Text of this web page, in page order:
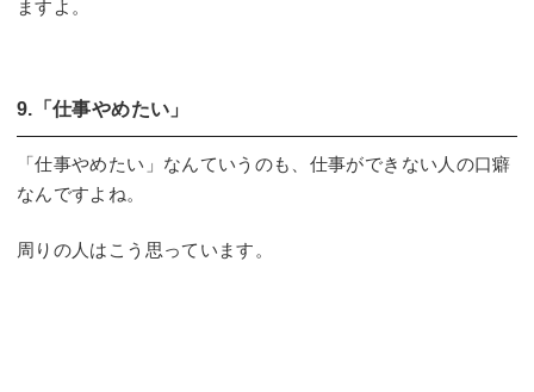
ますよ。
9.「仕事やめたい」
「仕事やめたい」なんていうのも、仕事ができない人の口癖
なんですよね。
周りの人はこう思っています。